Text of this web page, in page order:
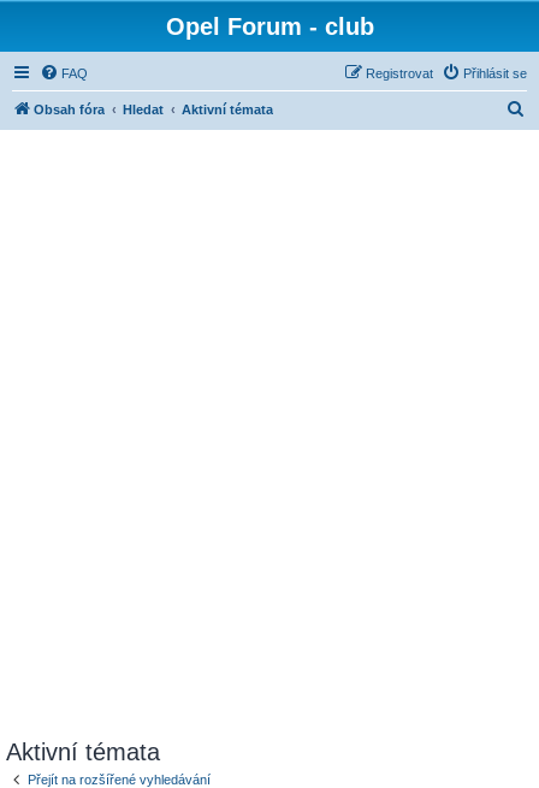
Opel Forum - club
FAQ Přihlásit se
Registrovat
Obsah fóra Hledat Aktivní témata
Aktivní témata
Přejít na rozšířené vyhledávání